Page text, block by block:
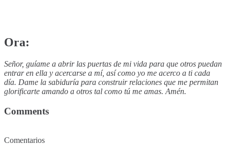
Ora:
Señor, guíame a abrir las puertas de mi vida para que otros puedan
entrar en ella y acercarse a mí, así como yo me acerco a ti cada
día. Dame la sabiduría para construir relaciones que me permitan
glorificarte amando a otros tal como tú me amas. Amén.
Comments
Comentarios